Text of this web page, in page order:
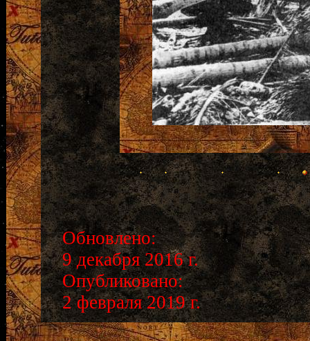
Обновлено:
9 декабря 2016 г.
Опубликовано:
2 февраля 2019 г.